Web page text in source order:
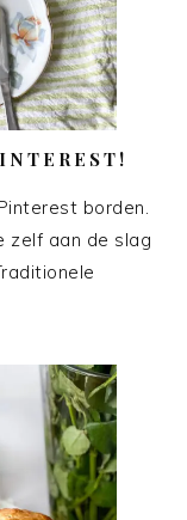
borden.
zelf aan de slag